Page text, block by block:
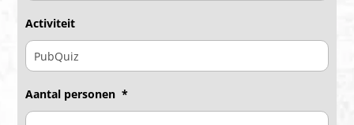
Activiteit
Aantal personen *